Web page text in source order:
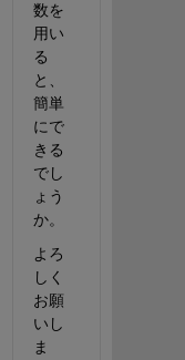
数を
用い
る
と、
簡単
にで
きる
でし
ょう
か。
よろ
しく
お願
いし
ま